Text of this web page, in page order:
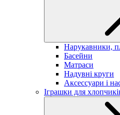
Нарукавники,
Басейни
Матраси
Надувні круги
Аксессуари і
Іграшки для